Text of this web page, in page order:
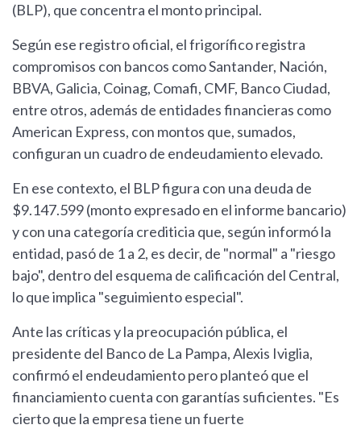
(BLP), que concentra el monto principal.
Según ese registro oficial, el frigorífico registra
compromisos con bancos como Santander, Nación,
BBVA, Galicia, Coinag, Comafi, CMF, Banco Ciudad,
entre otros, además de entidades financieras como
American Express, con montos que, sumados,
configuran un cuadro de endeudamiento elevado.
En ese contexto, el BLP figura con una deuda de
$9.147.599 (monto expresado en el informe bancario)
y con una categoría crediticia que, según informó la
entidad, pasó de 1 a 2, es decir, de "normal" a "riesgo
bajo", dentro del esquema de calificación del Central,
lo que implica "seguimiento especial".
Ante las críticas y la preocupación pública, el
presidente del Banco de La Pampa, Alexis Iviglia,
confirmó el endeudamiento pero planteó que el
financiamiento cuenta con garantías suficientes. "Es
cierto que la empresa tiene un fuerte